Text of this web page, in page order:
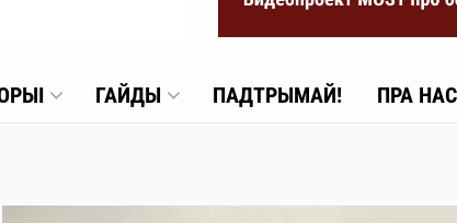
ГАЙДЫ ПАДТРЫМАЙ! ПРА НАС